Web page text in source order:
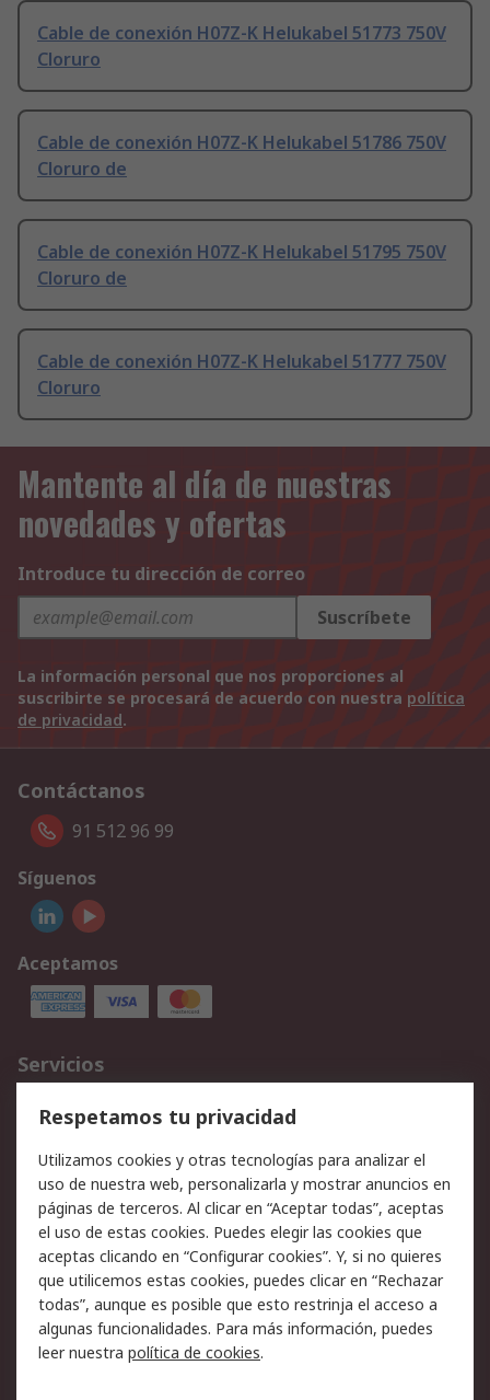
Cable de conexión H07Z-K Helukabel 51773 750V
Cloruro
Cable de conexión H07Z-K Helukabel 51786 750V
Cloruro de
Cable de conexión H07Z-K Helukabel 51795 750V
Cloruro de
Cable de conexión H07Z-K Helukabel 51777 750V
Cloruro
Mantente al día de nuestras
novedades y ofertas
Introduce tu dirección de correo
Suscríbete
La información personal que nos proporciones al
suscribirte se procesará de acuerdo con nuestra política
de privacidad.
Contáctanos
91 512 96 99
Síguenos
Aceptamos
Servicios
Cómo realizar pedidos
Devoluciones
Facturación y pago
Ofertas
Soporte técnico
Legal
Aviso legal
Política de privacidad -
Actualizada
Política sobre cookies
Seguridad de emails
Certificaciones de
Condiciones de venta
Respetamos tu privacidad
Utilizamos cookies y otras tecnologías para analizar el
uso de nuestra web, personalizarla y mostrar anuncios en
páginas de terceros. Al clicar en “Aceptar todas”, aceptas
el uso de estas cookies. Puedes elegir las cookies que
aceptas clicando en “Configurar cookies”. Y, si no quieres
que utilicemos estas cookies, puedes clicar en “Rechazar
todas”, aunque es posible que esto restrinja el acceso a
algunas funcionalidades. Para más información, puedes
leer nuestra política de cookies.